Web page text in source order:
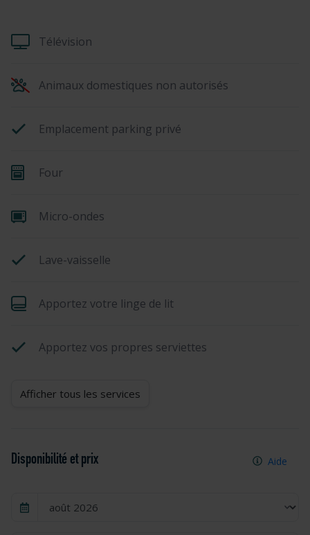
Télévision
Animaux domestiques non autorisés
Emplacement parking privé
Four
Micro-ondes
Lave-vaisselle
Apportez votre linge de lit
Apportez vos propres serviettes
Afficher tous les services
Disponibilité et prix Aide